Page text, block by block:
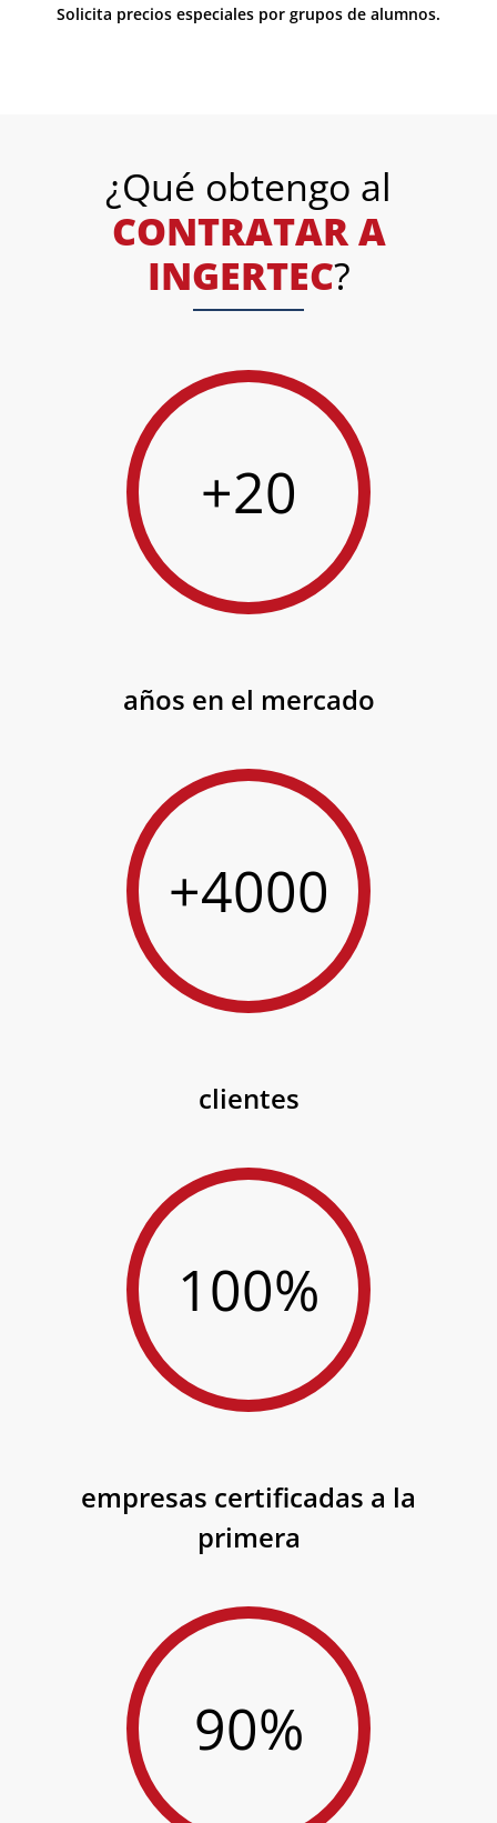
Solicita precios especiales por grupos de alumnos.
¿Qué obtengo al
CONTRATAR A
INGERTEC?
+20
años en el mercado
+4000
clientes
100%
empresas certificadas a la
primera
90%